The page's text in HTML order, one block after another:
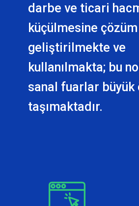
darbe ve ticari
küçülmesine
geliştirilmekte ve
kullanılmakta; bu
sanal fuarlar büyük
taşımaktadır.